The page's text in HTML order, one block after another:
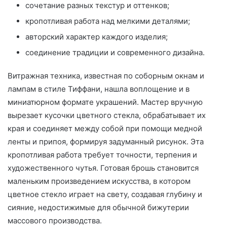
сочетание разных текстур и оттенков;
кропотливая работа над мелкими деталями;
авторский характер каждого изделия;
соединение традиции и современного дизайна.
Витражная техника, известная по соборным окнам и
лампам в стиле Тиффани, нашла воплощение и в
миниатюрном формате украшений. Мастер вручную
вырезает кусочки цветного стекла, обрабатывает их
края и соединяет между собой при помощи медной
ленты и припоя, формируя задуманный рисунок. Эта
кропотливая работа требует точности, терпения и
художественного чутья. Готовая брошь становится
маленьким произведением искусства, в котором
цветное стекло играет на свету, создавая глубину и
сияние, недостижимые для обычной бижутерии
массового производства.